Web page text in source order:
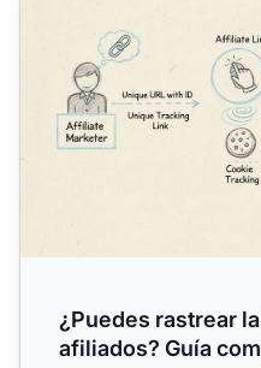
¿Puedes rastrear
afiliados? Guía